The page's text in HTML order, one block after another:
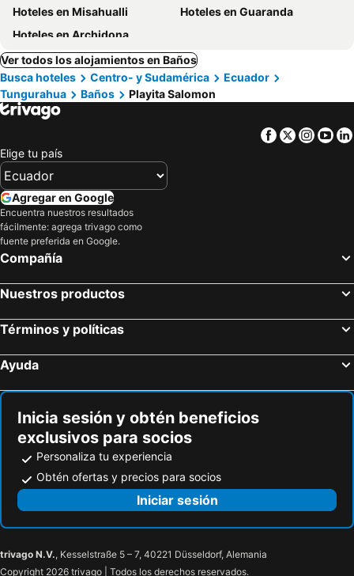
Hoteles en Misahualli
Hoteles en Guaranda
Hoteles en Archidona
Ver todos los alojamientos en Baños
Busca hoteles
Centro- y Sudamérica
Ecuador
Tungurahua
Baños Playita Salomon
Facebook
Twitter
Elige tu país
Agregar en Google
Encuentra nuestros resultados
fácilmente: agrega trivago como
fuente preferida en Google.
Compañía
Nuestros productos
Términos y políticas
Ayuda
Inicia sesión y obtén beneficios
exclusivos para socios
Personaliza tu experiencia
Obtén ofertas y precios para socios
Iniciar sesión
trivago N.V., Kesselstraße 5 – 7, 40221 Düsseldorf, Alemania
Copyright 2026 trivago | Todos los derechos reservados.